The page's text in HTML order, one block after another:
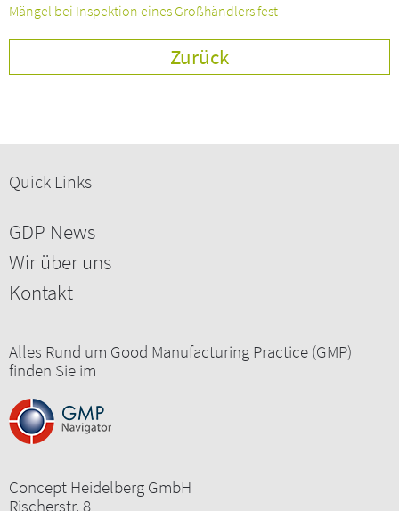
Mängel bei Inspektion eines Großhändlers fest
Zurück
Quick Links
GDP News
Wir über uns
Kontakt
Alles Rund um Good Manufacturing Practice (GMP)
finden Sie im
Concept Heidelberg GmbH
Rischerstr. 8